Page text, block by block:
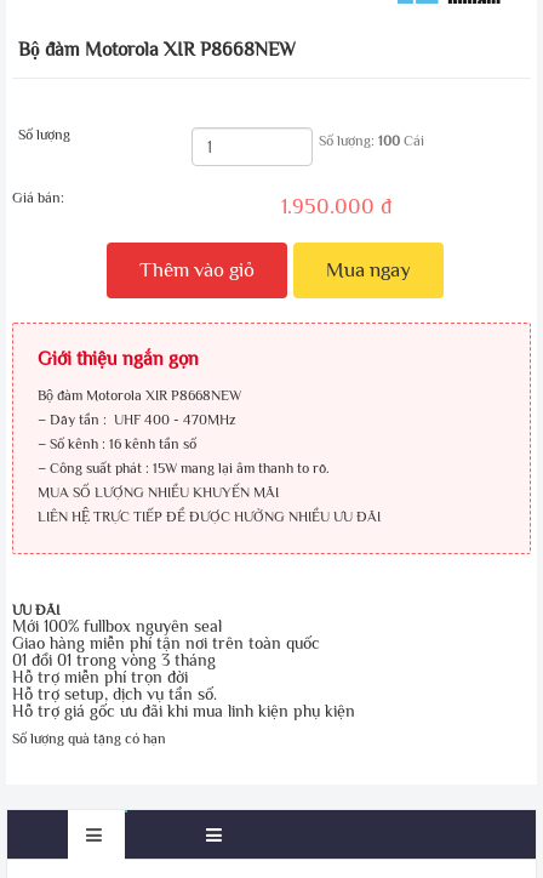
Bộ đàm Motorola XIR P8668NEW
Số lượng Số lượng: 100Cái
Giá bán: 1.950.000 đ
Thêm vào giỏ Mua ngay
Giới thiệu ngắn gọn
Bộ đàm Motorola XIR P8668NEW
– Dãy tần : UHF 400 - 470MHz
– Số kênh : 16 kênh tần số
– Công suất phát : 15W mang lại âm thanh to rõ.
MUA SỐ LƯỢNG NHIỀU KHUYẾN MÃI
LIÊN HỆ TRỰC TIẾP ĐỂ ĐƯỢC HƯỞNG NHIỀU ƯU ĐÃI
ƯU ĐÃI
Mới 100% fullbox nguyên seal
Giao hàng miễn phí tận nơi trên toàn quốc
01 đổi 01 trong vòng 3 tháng
Hỗ trợ miễn phí trọn đời
Hỗ trợ setup, dịch vụ tần số.
Hỗ trợ giá gốc ưu đãi khi mua linh kiện phụ kiện
Số lượng quà tặng có hạn